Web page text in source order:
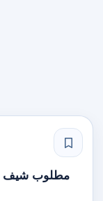
مطلوب شيف